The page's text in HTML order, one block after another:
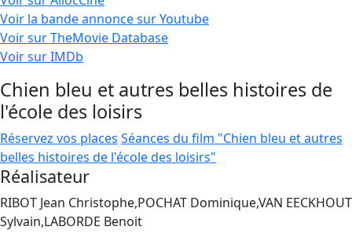
Voir la bande annonce sur Youtube
Voir sur TheMovie Database
Voir sur IMDb
Chien bleu et autres belles histoires de
l'école des loisirs
Réservez vos places Séances du film "Chien bleu et autres
belles histoires de l'école des loisirs"
Réalisateur
RIBOT Jean Christophe,POCHAT Dominique,VAN EECKHOUT
Sylvain,LABORDE Benoit